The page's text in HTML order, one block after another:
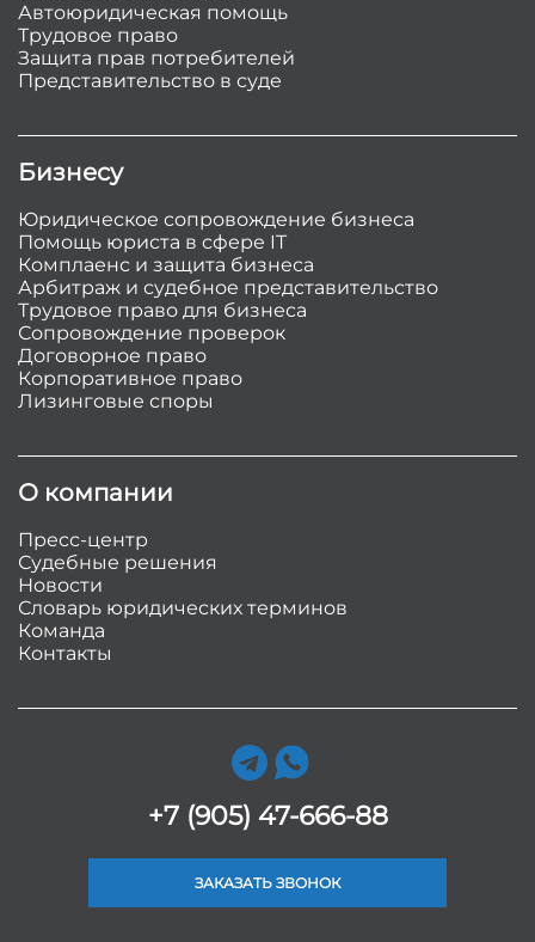
Автоюридическая помощь
Трудовое право
Защита прав потребителей
Представительство в суде
Бизнесу
Юридическое сопровождение бизнеса
Помощь юриста в сфере IT
Комплаенс и защита бизнеса
Арбитраж и судебное представительство
Трудовое право для бизнеса
Сопровождение проверок
Договорное право
Корпоративное право
Лизинговые споры
О компании
Пресс-центр
Судебные решения
Новости
Словарь юридических терминов
Команда
Контакты
+7 (905) 47-666-88
ЗАКАЗАТЬ ЗВОНОК